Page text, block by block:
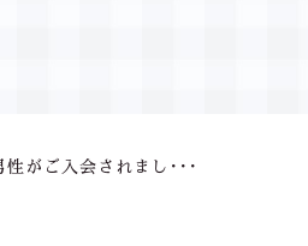
がご入会されまし･･･